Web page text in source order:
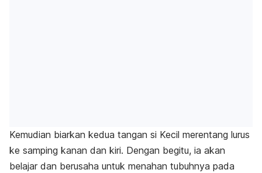
Kemudian biarkan kedua tangan si Kecil merentang lurus
ke samping kanan dan kiri. Dengan begitu, ia akan
belajar dan berusaha untuk menahan tubuhnya pada